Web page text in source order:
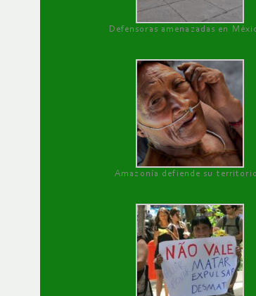
Defensoras amenazadas en
Amazonía defiende su territorio